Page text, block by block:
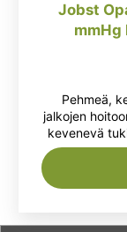
Jobst
mmHg
Pehmeä,
jalkojen
kevenevä